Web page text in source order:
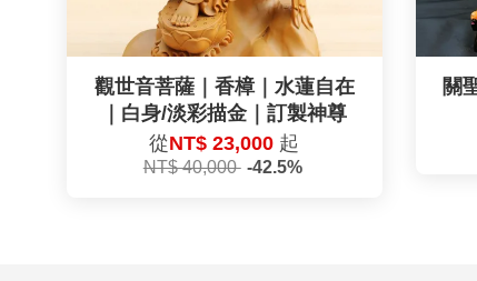
觀世音菩薩｜香樟｜水蓮自在
｜白身/淡彩描金｜訂製神尊
從NT$ 23,000 起
NT$ 40,000 -42.5%
關